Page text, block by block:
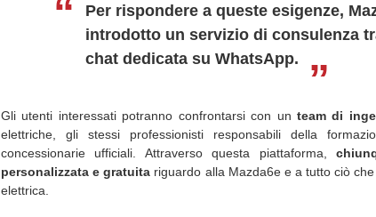
Per rispondere a queste esigenze,
introdotto un servizio di consulenza
chat dedicata su WhatsApp.
Gli utenti interessati potranno confrontarsi con un team di
elettriche, gli stessi professionisti responsabili della
concessionarie ufficiali. Attraverso questa piattaforma,
personalizzata e gratuita riguardo alla Mazda6e e a tutto ciò
elettrica.